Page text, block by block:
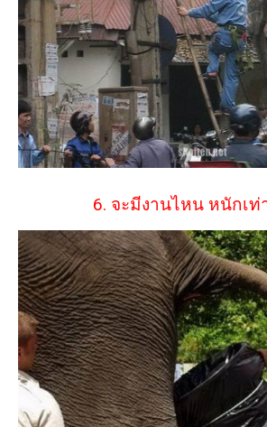
6. จะมีงานไหน หนักเท่